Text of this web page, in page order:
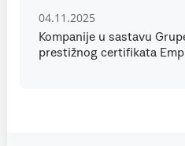
04.11.2025
Kompanije u sastavu
prestižnog certifikata